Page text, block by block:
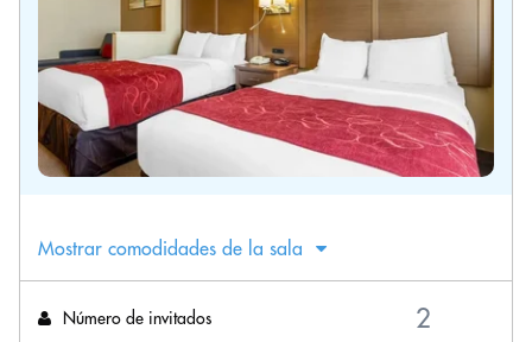
Mostrar comodidades de la sala
Número de invitados